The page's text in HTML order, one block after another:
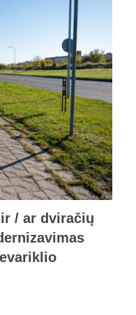
/ ar dviračių